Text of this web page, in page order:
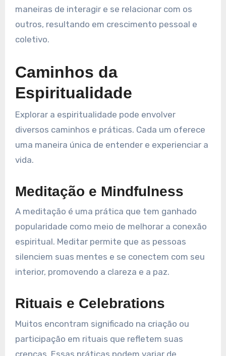
maneiras de interagir e se relacionar com os
outros, resultando em crescimento pessoal e
coletivo.
Caminhos da
Espiritualidade
Explorar a espiritualidade pode envolver
diversos caminhos e práticas. Cada um oferece
uma maneira única de entender e experienciar a
vida.
Meditação e Mindfulness
A meditação é uma prática que tem ganhado
popularidade como meio de melhorar a conexão
espiritual. Meditar permite que as pessoas
silenci­em suas mentes e se conectem com seu
interior, promovendo a clareza e a paz.
Rituais e Celebrations
Muitos encontram significado na criação ou
participação em rituais que refletem suas
crenças. Essas práticas podem variar de